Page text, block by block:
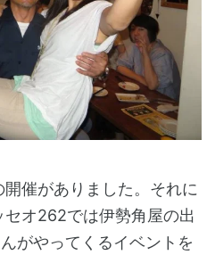
催がありました。それに
オ262では伊勢角屋の出
がやってくるイベントを